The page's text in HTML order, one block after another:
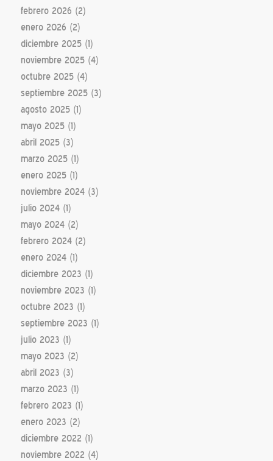
febrero 2026 (2)
enero 2026 (2)
diciembre 2025(1)
noviembre 2025(4)
octubre 2025(4)
septiembre 2025(3)
agosto 2025(1)
mayo 2025(1)
abril 2025(3)
marzo 2025(1)
enero 2025(1)
noviembre 2024(3)
julio 2024(1)
mayo 2024(2)
febrero 2024(2)
enero 2024(1)
diciembre 2023 (1)
noviembre 2023 (1)
octubre 2023 (1)
septiembre 2023 (1)
julio 2023 (1)
mayo 2023 (2)
abril 2023 (3)
marzo 2023 (1)
febrero 2023 (1)
enero 2023 (2)
diciembre 2022 (1)
noviembre 2022 (4)